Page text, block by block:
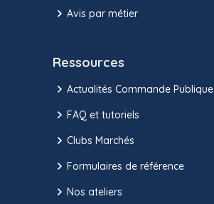
Avis par métier
Ressources
Actualités Commande Publique
FAQ et tutoriels
Clubs Marchés
Formulaires de référence
Nos ateliers